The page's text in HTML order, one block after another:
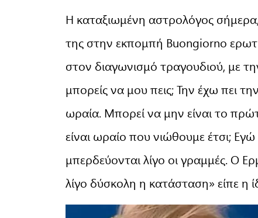
Η καταξιωμένη αστρολόγος
της στην εκπομπή Buongiorno
στον διαγωνισμό τραγουδιού, με την
μπορείς να μου πεις; Την έχω πει
ωραία. Μπορεί να μην είναι το
είναι ωραίο που νιώθουμε έτσι;
μπερδεύονται λίγο οι γραμμές. Ο
λίγο δύσκολη η κατάσταση» είπε η